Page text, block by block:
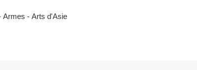
Armes -Arts d'Asie